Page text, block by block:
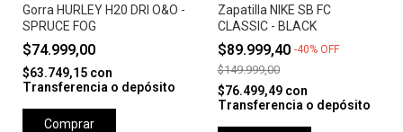
Gorra HURLEY H20 DRI O&O -
SPRUCE FOG
$74.999,00
$63.749,15 con
Transferencia o depósito
Comprar
Zapatilla NIKE SB FC
CLASSIC - BLACK
$89.999,40 -40% OFF
$149.999,00
$76.499,49 con
Transferencia o depósito